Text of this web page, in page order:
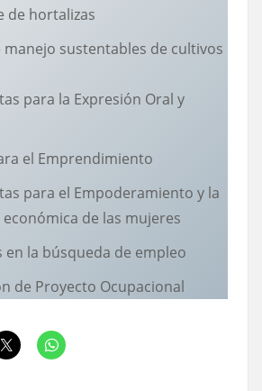
de hortalizas
manejo sustentables de cultivos
para la Expresión Oral y
el Emprendimiento
para el Empoderamiento y la
de las mujeres
en la búsqueda de empleo
de Proyecto Ocupacional